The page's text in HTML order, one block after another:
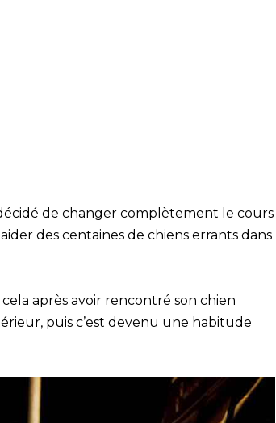
de changer complètement le cours
des centaines de chiens errants dans
après avoir rencontré son chien
puis c’est devenu une habitude